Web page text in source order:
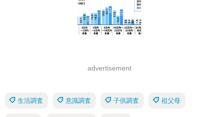
advertisement
生活調査 意識調査 子供調査 祖父母